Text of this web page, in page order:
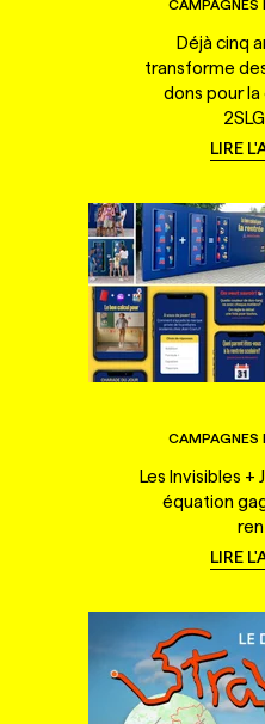
CAMPAGNES
Déjà cinq
transforme
dons pour
LIRE
CAMPAGNES
Les Invisibles +
équation
LIRE